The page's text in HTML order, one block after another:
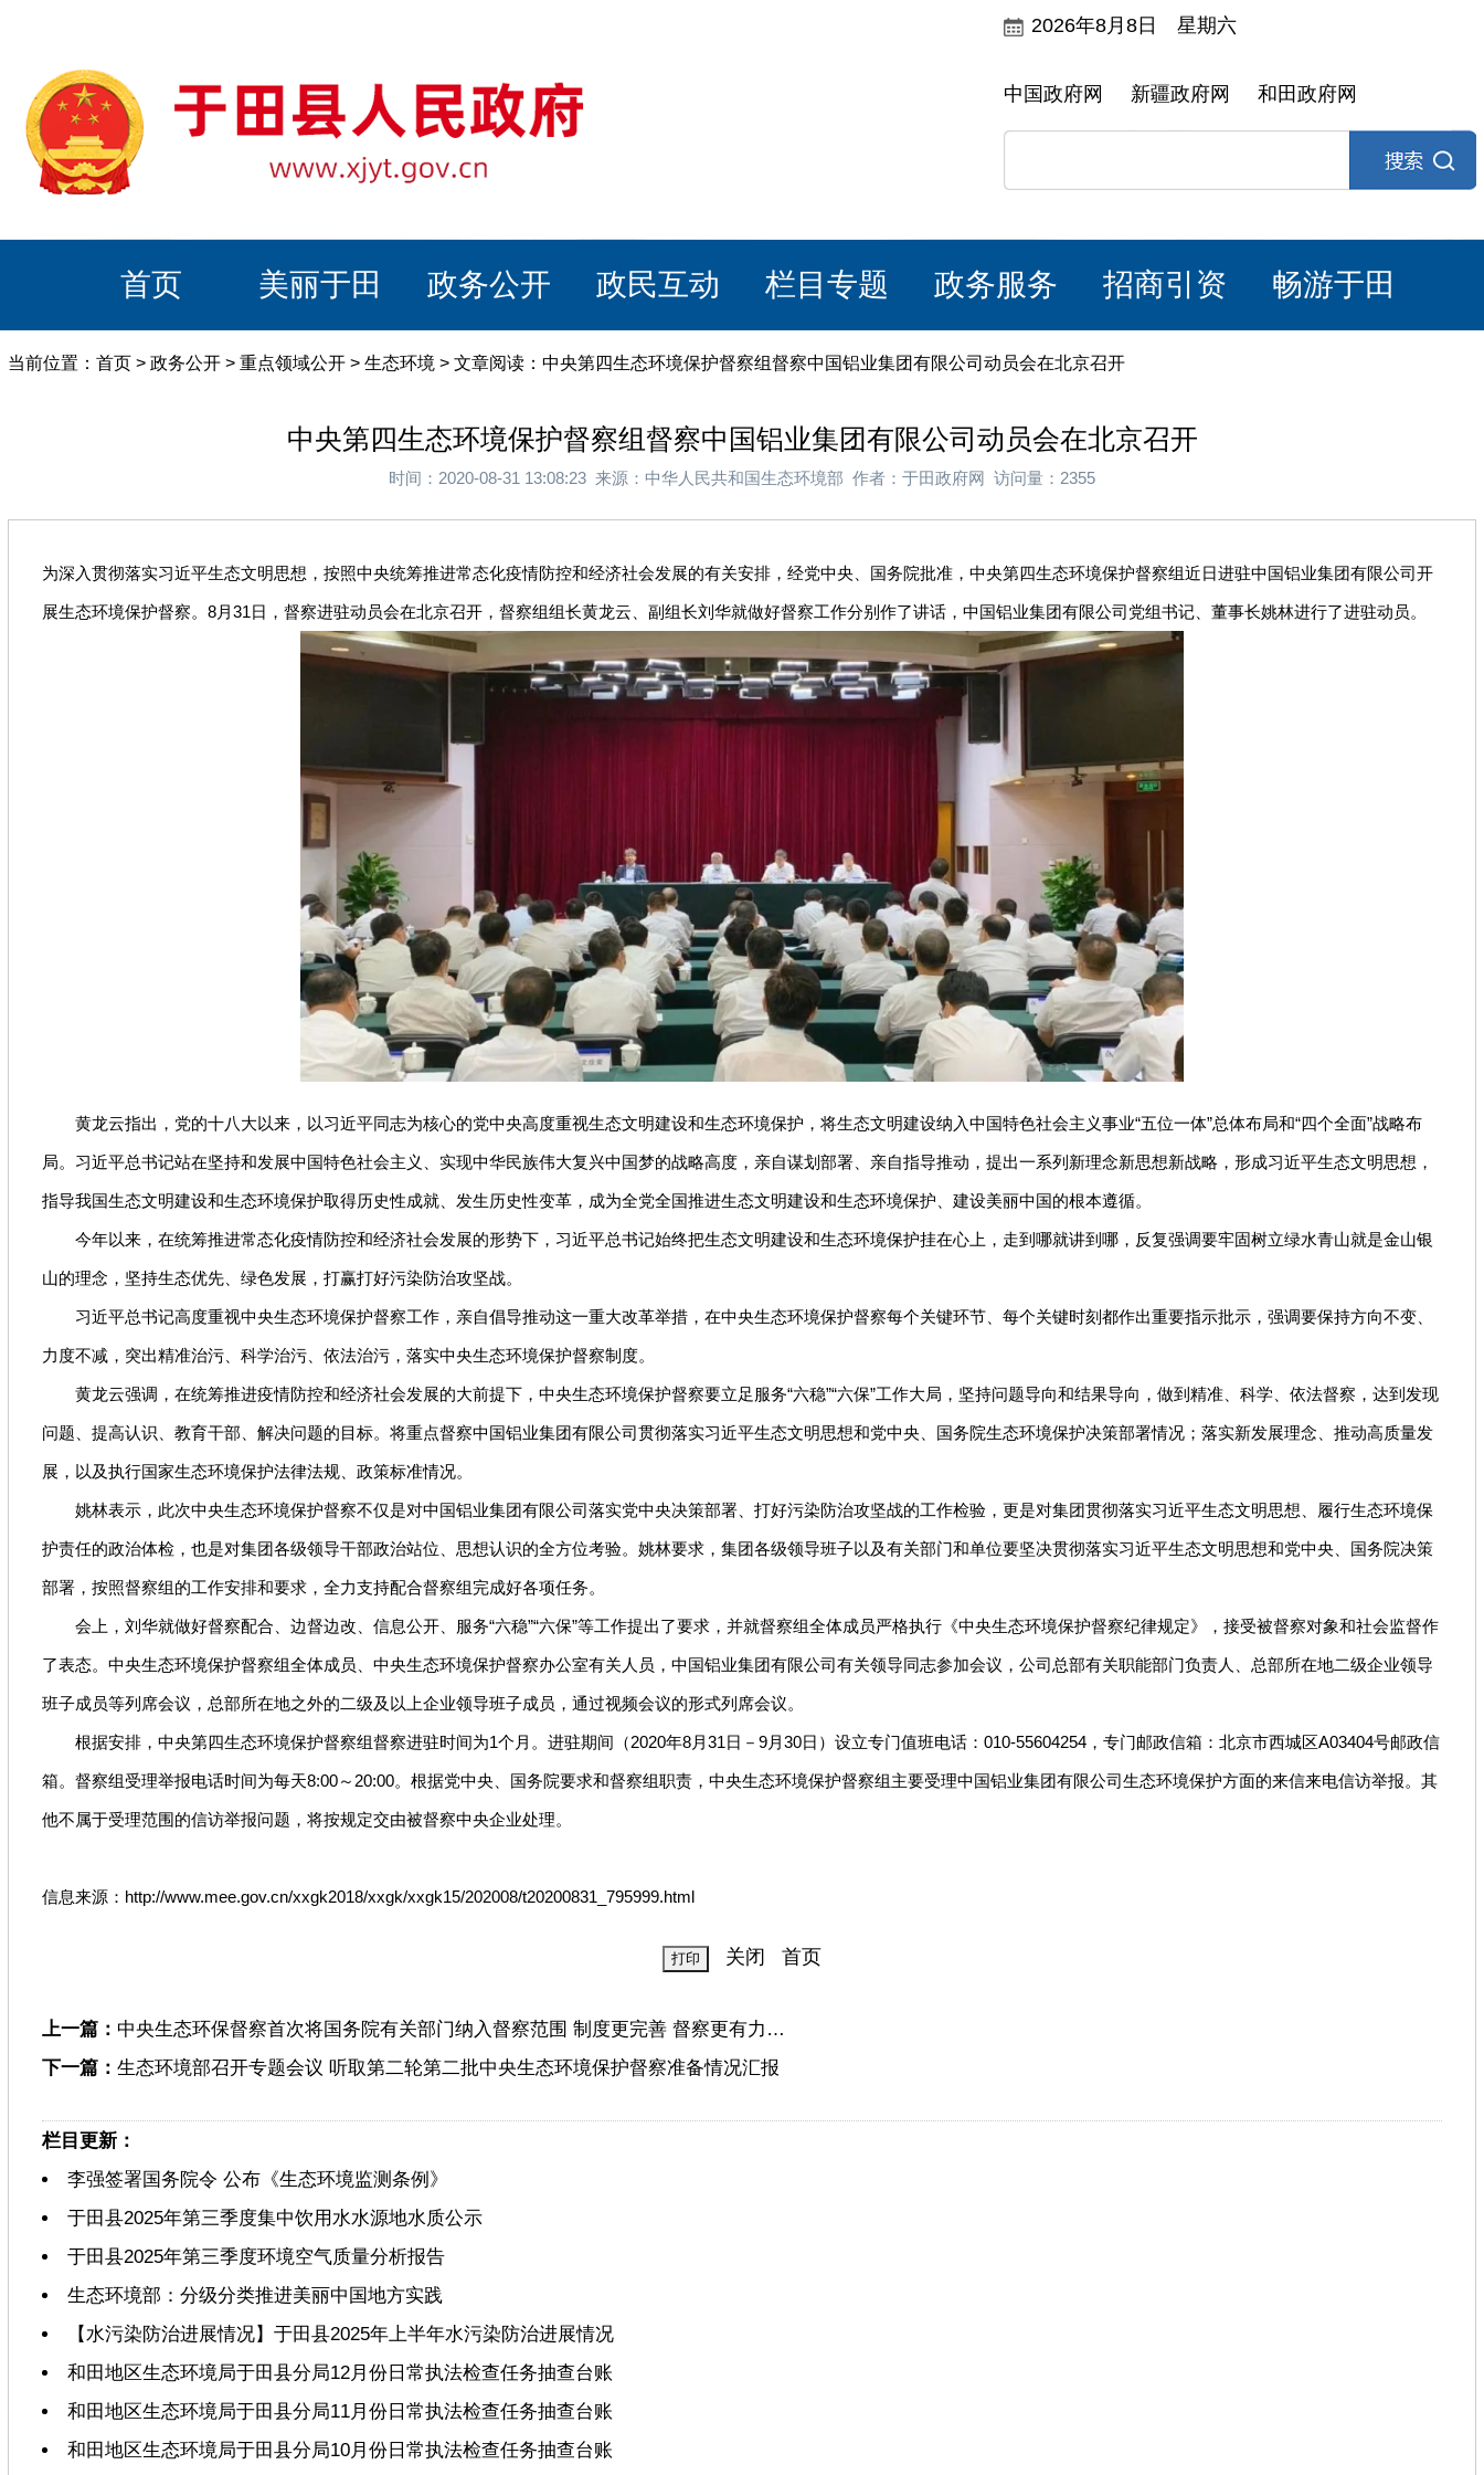
2026年8月8日 星期六
中国政府网 新疆政府网 和田政府网
首页 美丽于田 政务公开 政民互动 栏目专题 政务服务 招商引资 畅游于田
当前位置： 首页 > 政务公开 > 重点领域公开 > 生态环境 > 文章阅读：中央第四生态环境保护督察组督察中国铝业集团有限公司动员会在北京召开
中央第四生态环境保护督察组督察中国铝业集团有限公司动员会在北京召开
时间：2020-08-31 13:08:23 来源：中华人民共和国生态环境部 作者：于田政府网 访问量：2355
为深入贯彻落实习近平生态文明思想，按照中央统筹推进常态化疫情防控和经济社会发展的有关安排，经党中央、国务院批准，中央第四生态环境保护督察组近日进驻中国铝业集团有限公司开
展生态环境保护督察。8月31日，督察进驻动员会在北京召开，督察组组长黄龙云、副组长刘华就做好督察工作分别作了讲话，中国铝业集团有限公司党组书记、董事长姚林进行了进驻动员。
黄龙云指出，党的十八大以来，以习近平同志为核心的党中央高度重视生态文明建设和生态环境保护，将生态文明建设纳入中国特色社会主义事业“五位一体”总体布局和“四个全面”战略布
局。习近平总书记站在坚持和发展中国特色社会主义、实现中华民族伟大复兴中国梦的战略高度，亲自谋划部署、亲自指导推动，提出一系列新理念新思想新战略，形成习近平生态文明思想，
指导我国生态文明建设和生态环境保护取得历史性成就、发生历史性变革，成为全党全国推进生态文明建设和生态环境保护、建设美丽中国的根本遵循。
今年以来，在统筹推进常态化疫情防控和经济社会发展的形势下，习近平总书记始终把生态文明建设和生态环境保护挂在心上，走到哪就讲到哪，反复强调要牢固树立绿水青山就是金山银
山的理念，坚持生态优先、绿色发展，打赢打好污染防治攻坚战。
习近平总书记高度重视中央生态环境保护督察工作，亲自倡导推动这一重大改革举措，在中央生态环境保护督察每个关键环节、每个关键时刻都作出重要指示批示，强调要保持方向不变、
力度不减，突出精准治污、科学治污、依法治污，落实中央生态环境保护督察制度。
黄龙云强调，在统筹推进疫情防控和经济社会发展的大前提下，中央生态环境保护督察要立足服务“六稳”“六保”工作大局，坚持问题导向和结果导向，做到精准、科学、依法督察，达到发现
问题、提高认识、教育干部、解决问题的目标。将重点督察中国铝业集团有限公司贯彻落实习近平生态文明思想和党中央、国务院生态环境保护决策部署情况；落实新发展理念、推动高质量发
展，以及执行国家生态环境保护法律法规、政策标准情况。
姚林表示，此次中央生态环境保护督察不仅是对中国铝业集团有限公司落实党中央决策部署、打好污染防治攻坚战的工作检验，更是对集团贯彻落实习近平生态文明思想、履行生态环境保
护责任的政治体检，也是对集团各级领导干部政治站位、思想认识的全方位考验。姚林要求，集团各级领导班子以及有关部门和单位要坚决贯彻落实习近平生态文明思想和党中央、国务院决策
部署，按照督察组的工作安排和要求，全力支持配合督察组完成好各项任务。
会上，刘华就做好督察配合、边督边改、信息公开、服务“六稳”“六保”等工作提出了要求，并就督察组全体成员严格执行《中央生态环境保护督察纪律规定》，接受被督察对象和社会监督作
了表态。中央生态环境保护督察组全体成员、中央生态环境保护督察办公室有关人员，中国铝业集团有限公司有关领导同志参加会议，公司总部有关职能部门负责人、总部所在地二级企业领导
班子成员等列席会议，总部所在地之外的二级及以上企业领导班子成员，通过视频会议的形式列席会议。
根据安排，中央第四生态环境保护督察组督察进驻时间为1个月。进驻期间（2020年8月31日－9月30日）设立专门值班电话：010-55604254，专门邮政信箱：北京市西城区A03404号邮政信
箱。督察组受理举报电话时间为每天8:00～20:00。根据党中央、国务院要求和督察组职责，中央生态环境保护督察组主要受理中国铝业集团有限公司生态环境保护方面的来信来电信访举报。其
他不属于受理范围的信访举报问题，将按规定交由被督察中央企业处理。
信息来源：http://www.mee.gov.cn/xxgk2018/xxgk/xxgk15/202008/t20200831_795999.html
关闭 首页
上一篇： 中央生态环保督察首次将国务院有关部门纳入督察范围 制度更完善 督察更有力…
下一篇： 生态环境部召开专题会议 听取第二轮第二批中央生态环境保护督察准备情况汇报
栏目更新：
李强签署国务院令 公布《生态环境监测条例》
于田县2025年第三季度集中饮用水水源地水质公示
于田县2025年第三季度环境空气质量分析报告
生态环境部：分级分类推进美丽中国地方实践
【水污染防治进展情况】于田县2025年上半年水污染防治进展情况
和田地区生态环境局于田县分局12月份日常执法检查任务抽查台账
和田地区生态环境局于田县分局11月份日常执法检查任务抽查台账
和田地区生态环境局于田县分局10月份日常执法检查任务抽查台账